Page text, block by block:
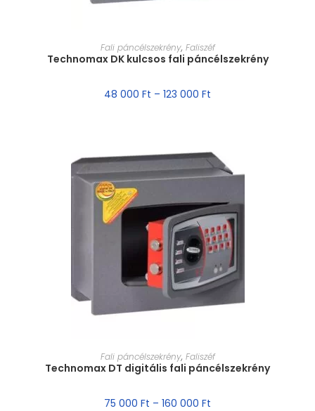
MÉRET VÁLASZTÁSA
Fali páncélszekrény, Faliszéf
Technomax DK kulcsos fali páncélszekrény
48 000 Ft – 123 000 Ft
MÉRET VÁLASZTÁSA
Fali páncélszekrény, Faliszéf
Technomax DT digitális fali páncélszekrény
75 000 Ft – 160 000 Ft